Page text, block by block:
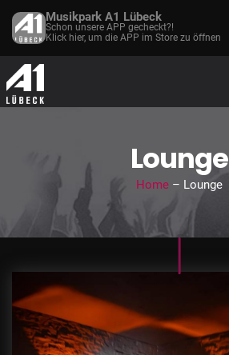
Lounge
Home– Lounge
Musikpark A1 Lübeck
Schon unsere APP gecheckt?!
Klick hier, um die APP im Store zu öffnen